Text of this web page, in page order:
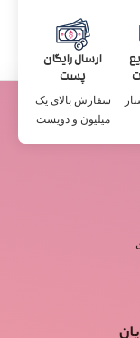
ارسال رایگان
پست
سفارش بالای یک
میلیون و دویست